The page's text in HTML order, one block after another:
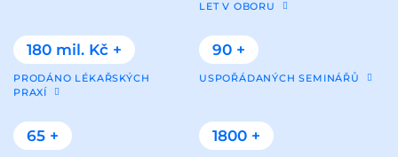
LET V OBORU
180 mil. Kč +
PRODÁNO LÉKAŘSKÝCH
PRAXÍ
90 +
USPOŘÁDANÝCH SEMINÁŘŮ
65 + 1800 +